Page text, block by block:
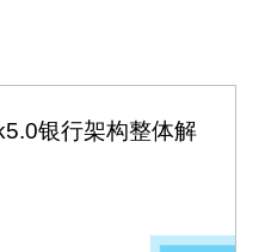
银行架构整体解